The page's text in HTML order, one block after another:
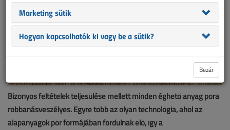
Bizonyos feltételek teljesülése mellett minden éghető anyag pora
robbanásveszélyes. Egyre több az olyan technológia, ahol az
alapanyagok por formájában fordulnak elő, így a
Marketing sütik
Hogyan kapcsolhatók ki vagy be a sütik?
Bezár